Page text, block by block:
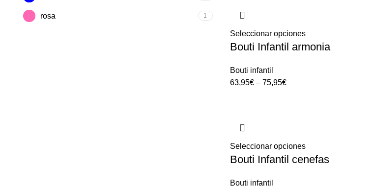
rosa 1
Seleccionar opciones
Bouti Infantil armonia
Bouti infantil
63,95€– 75,95€
Seleccionar opciones
Bouti Infantil cenefas
Bouti infantil